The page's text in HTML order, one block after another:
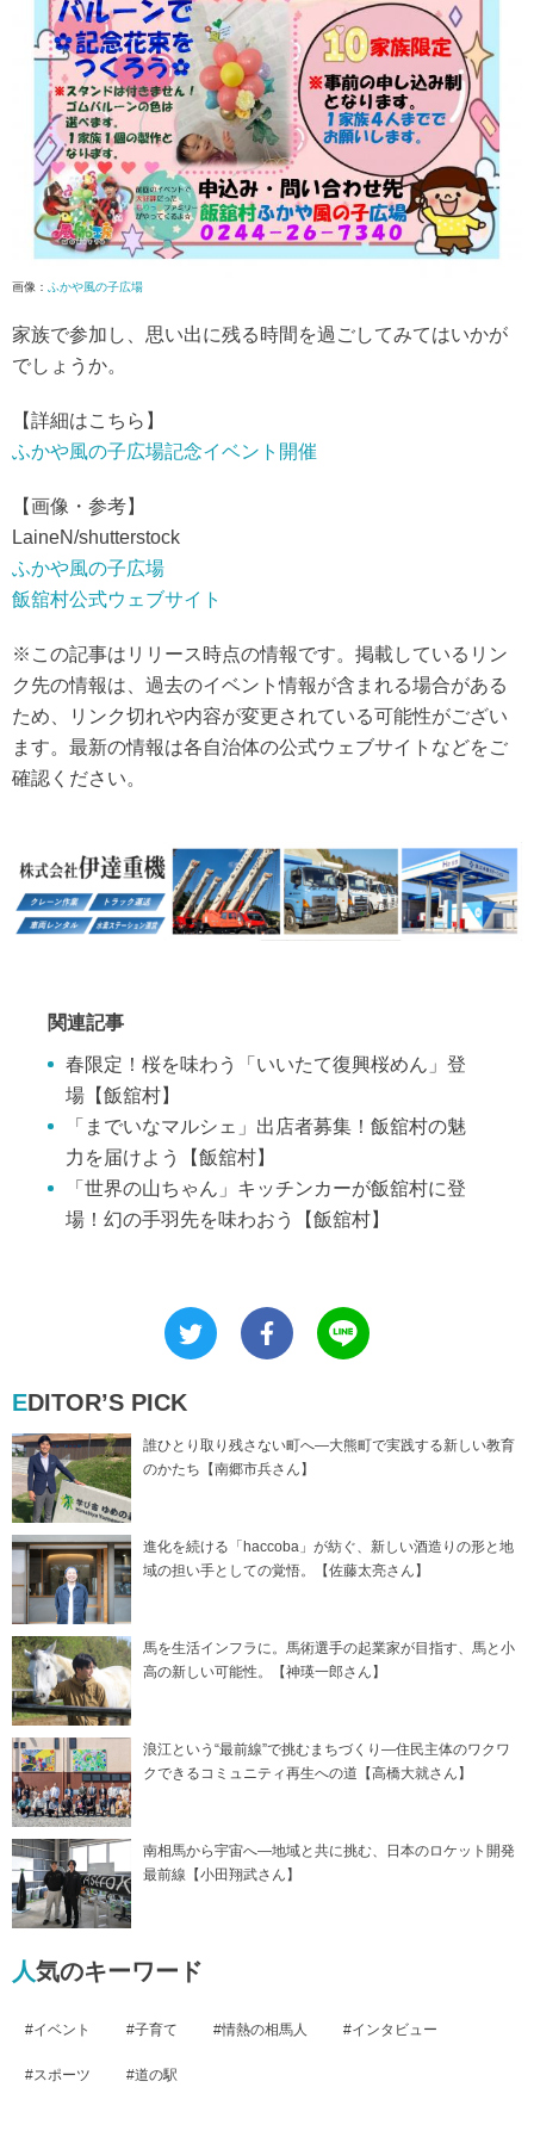
画像： ふかや風の子広場
家族で参加し、思い出に残る時間を過ごしてみてはいかが
でしょうか。
【詳細はこちら】
ふかや風の子広場記念イベント開催
【画像・参考】
LaineN/shutterstock
ふかや風の子広場
飯舘村公式ウェブサイト
※この記事はリリース時点の情報です。掲載しているリン
ク先の情報は、過去のイベント情報が含まれる場合がある
ため、リンク切れや内容が変更されている可能性がござい
ます。最新の情報は各自治体の公式ウェブサイトなどをご
確認ください。
関連記事
春限定！桜を味わう「いいたて復興桜めん」登
場【飯舘村】
「までいなマルシェ」出店者募集！飯舘村の魅
力を届けよう【飯舘村】
「世界の山ちゃん」キッチンカーが飯舘村に登
場！幻の手羽先を味わおう【飯舘村】
EDITOR’S PICK
誰ひとり取り残さない町へ―大熊町で実践する新しい教育
のかたち【南郷市兵さん】
進化を続ける「haccoba」が紡ぐ、新しい酒造りの形と地
域の担い手としての覚悟。【佐藤太亮さん】
馬を生活インフラに。馬術選手の起業家が目指す、馬と小
高の新しい可能性。【神瑛一郎さん】
浪江という“最前線”で挑むまちづくり―住民主体のワクワ
クできるコミュニティ再生への道【高橋大就さん】
南相馬から宇宙へ―地域と共に挑む、日本のロケット開発
最前線【小田翔武さん】
人気のキーワード
イベント 子育て 情熱の相馬人 インタビュー
スポーツ 道の駅